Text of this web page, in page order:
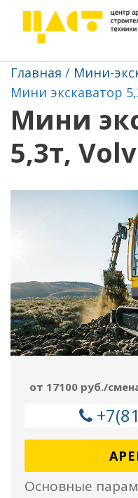
Главная
Мини-
Мини экскаватор
Мини
5,3т,
от 17100 руб./
Основные